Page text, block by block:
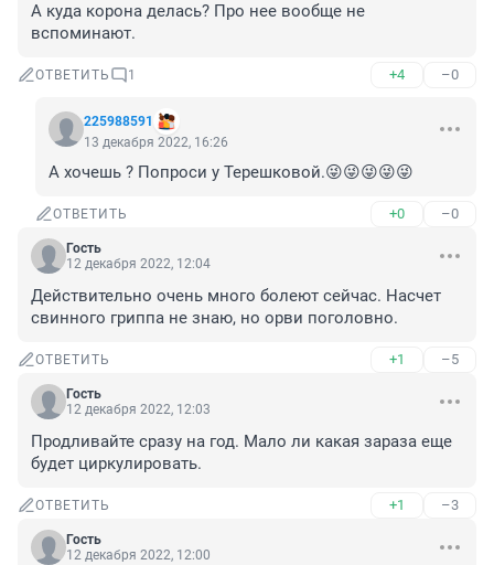
А куда корона делась? Про нее вообще не
вспоминают.
ОТВЕТИТЬ 1 +4 –0
225988591
13 декабря 2022, 16:26
А хочешь ? Попроси у Терешковой.😜😜😜😜😜
ОТВЕТИТЬ +0 –0
Гость
12 декабря 2022, 12:04
Действительно очень много болеют сейчас. Насчет
свинного гриппа не знаю, но орви поголовно.
ОТВЕТИТЬ +1 –5
Гость
12 декабря 2022, 12:03
Продливайте сразу на год. Мало ли какая зараза еще
будет циркулировать.
ОТВЕТИТЬ +1 –3
Гость
12 декабря 2022, 12:00